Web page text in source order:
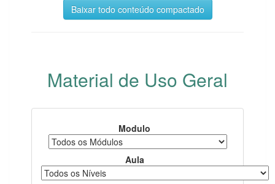
Baixar todo conteúdo compactado
Material de Uso Geral
Modulo
Aula